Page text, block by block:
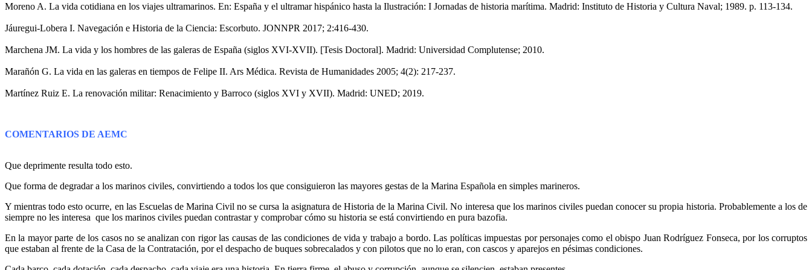
Moreno A. La vida cotidiana en los viajes ultramarinos. En: España y el ultramar hispánico hasta la Ilustración: I Jornadas de historia marítima. Madrid: Instituto de Historia y Cultura Naval; 1989. p. 113-134.
Jáuregui-Lobera I. Navegación e Historia de la Ciencia: Escorbuto. JONNPR 2017; 2:416-430.
Marchena JM. La vida y los hombres de las galeras de España (siglos XVI-XVII). [Tesis Doctoral]. Madrid: Universidad Complutense; 2010.
Marañón G. La vida en las galeras en tiempos de Felipe II. Ars Médica. Revista de Humanidades 2005; 4(2): 217-237.
Martínez Ruiz E. La renovación militar: Renacimiento y Barroco (siglos XVI y XVII). Madrid: UNED; 2019.
COMENTARIOS DE AEMC
Que deprimente resulta todo esto.
Que forma de degradar a los marinos civiles, convirtiendo a todos los que consiguieron las mayores gestas de la Marina Española en simples marineros.
Y mientras todo esto ocurre, en las Escuelas de Marina Civil no se cursa la asignatura de Historia de la Marina Civil. No interesa que los marinos civiles puedan conocer su propia historia. Probablemente a los de
siempre no les interesa que los marinos civiles puedan contrastar y comprobar cómo su historia se está convirtiendo en pura bazofia.
En la mayor parte de los casos no se analizan con rigor las causas de las condiciones de vida y trabajo a bordo. Las políticas impuestas por personajes como el obispo Juan Rodríguez Fonseca, por los corruptos
que estaban al frente de la Casa de la Contratación, por el despacho de buques sobrecalados y con pilotos que no lo eran, con cascos y aparejos en pésimas condiciones.